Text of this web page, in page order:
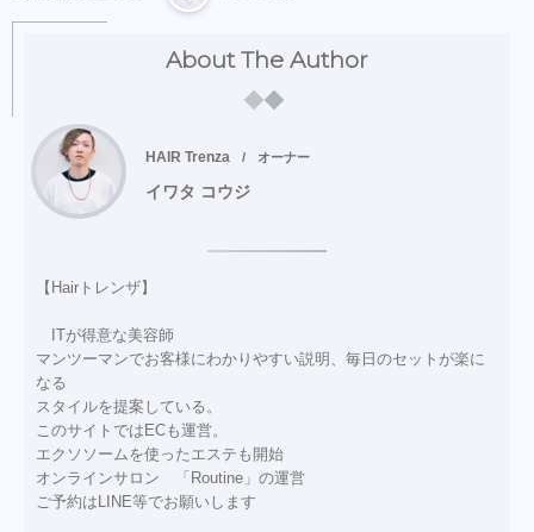
About The Author
HAIR Trenza オーナー
イワタ コウジ
【Hairトレンザ】
ITが得意な美容師
マンツーマンでお客様にわかりやすい説明、毎日のセットが楽に
なる
スタイルを提案している。
このサイトではECも運営。
エクソソームを使ったエステも開始
オンラインサロン 「Routine」の運営
ご予約はLINE等でお願いします